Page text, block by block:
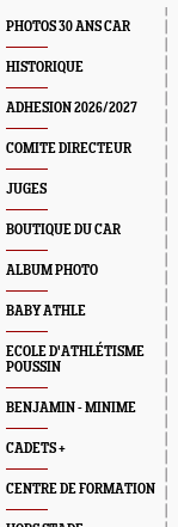
PHOTOS 30 ANS CAR
HISTORIQUE
ADHESION 2026/2027
COMITE DIRECTEUR
JUGES
BOUTIQUE DU CAR
ALBUM PHOTO
BABY ATHLE
ECOLE D'ATHLÉTISME
POUSSIN
BENJAMIN - MINIME
CADETS +
CENTRE DE FORMATION